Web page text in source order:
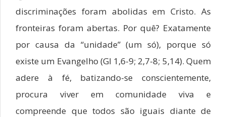
discriminações foram abolidas em Cristo. As
fronteiras foram abertas. Por quê? Exatamente
por causa da “unidade” (um só), porque só
existe um Evangelho (Gl 1,6-9; 2,7-8; 5,14). Quem
adere à fé, batizando-se conscientemente,
procura viver em comunidade viva e
compreende que todos são iguais diante de